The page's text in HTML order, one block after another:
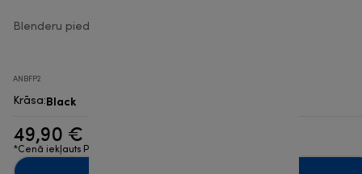
Blenderu piederumi
ANBFP2
Krāsa:Black
49,90 €
*Cenā iekļauts PVN